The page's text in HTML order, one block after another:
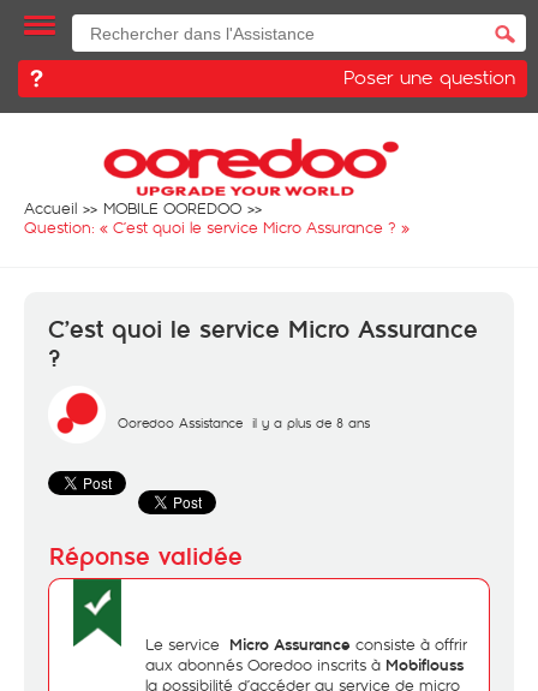
Poser une question
Accueil
MOBILE OOREDOO
Question: « C’est quoi le service Micro Assurance ? »
C’est quoi le service Micro Assurance
?
Ooredoo Assistance il y a plus de 8 ans
Le service Micro Assurance consiste à offrir
aux abonnés Ooredoo inscrits à Mobiflouss
la possibilité d’accéder au service de micro